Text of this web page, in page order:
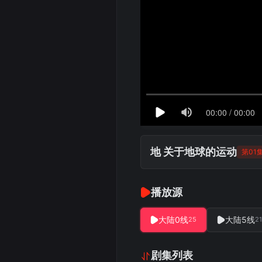
地 关于地球的运动 第01
播放源
大陆0线25 大陆5线21
剧集列表